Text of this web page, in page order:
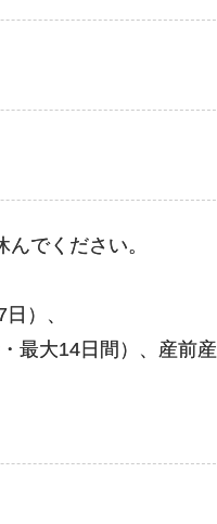
でください。
）、
最大14日間）、産前産